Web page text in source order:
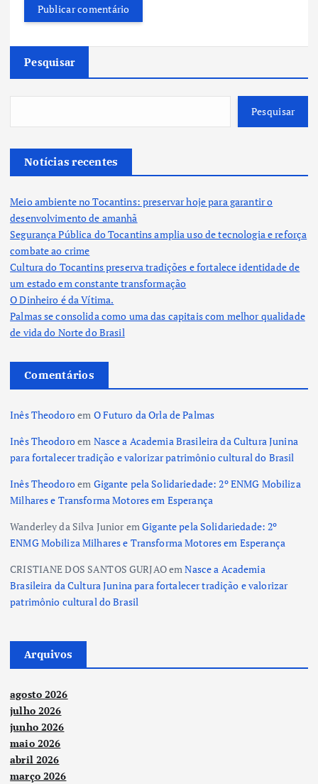
Pesquisar
Pesquisar
Notícias recentes
Meio ambiente no Tocantins: preservar hoje para garantir o
desenvolvimento de amanhã
Segurança Pública do Tocantins amplia uso de tecnologia e reforça
combate ao crime
Cultura do Tocantins preserva tradições e fortalece identidade de
um estado em constante transformação
O Dinheiro é da Vítima.
Palmas se consolida como uma das capitais com melhor qualidade
de vida do Norte do Brasil
Comentários
Inês Theodoroem O Futuro da Orla de Palmas
Inês Theodoroem Nasce a Academia Brasileira da Cultura Junina
para fortalecer tradição e valorizar patrimônio cultural do Brasil
Inês Theodoroem Gigante pela Solidariedade: 2º ENMG Mobiliza
Milhares e Transforma Motores em Esperança
Wanderley da Silva JunioremGigante pela Solidariedade: 2º
ENMG Mobiliza Milhares e Transforma Motores em Esperança
CRISTIANE DOS SANTOS GURJAOemNasce a Academia
Brasileira da Cultura Junina para fortalecer tradição e valorizar
patrimônio cultural do Brasil
Arquivos
agosto 2026
julho 2026
junho 2026
maio 2026
abril 2026
março 2026